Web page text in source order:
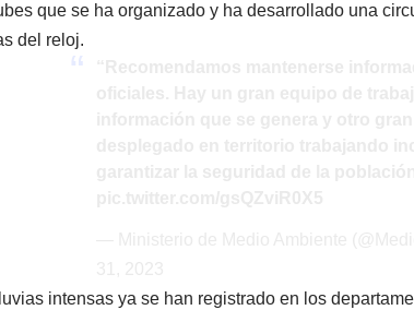
que se ha organizado y ha desarrollado una
del reloj.
intensas ya se han registrado en los